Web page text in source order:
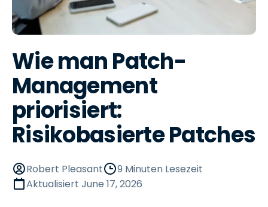
Wie man Patch-
Management
priorisiert:
Risikobasierte Patches
Robert Pleasant
9 Minuten Lesezeit
Aktualisiert June 17, 2026